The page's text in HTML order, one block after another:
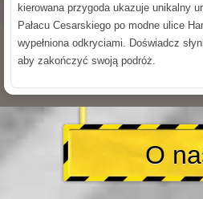
kierowana przygoda ukazuje unikalny
Pałacu Cesarskiego po modne ulice
wypełniona odkryciami. Doświadcz
aby zakończyć swoją podróż.
O